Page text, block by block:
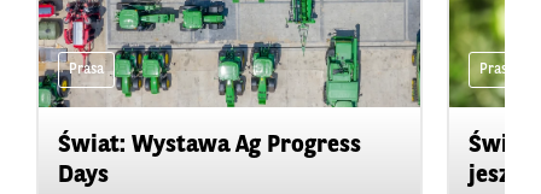
Prasa
Świat: Wystawa Ag Progress
Days
Prasa
Świat: